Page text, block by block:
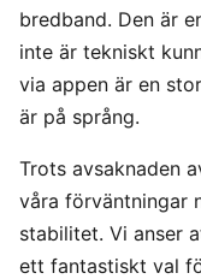
bredband. Den är
inte är tekniskt
via appen är en
är på språng.
Trots avsaknaden
våra förväntningar
stabilitet. Vi anser
ett fantastiskt val